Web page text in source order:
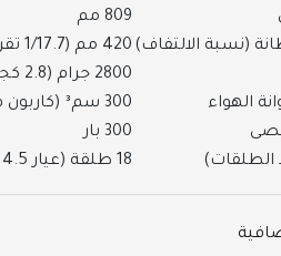
809 مم
(نسبة الالتفاف) 420 مم (1/17.7 تقريبًا)
2800 جرام (2.8 كجم)
الهواء
300 سم³ (كاربون فايبر)
300 بار
الطلقات)
18 طلقة (عيار 4.5 مم)